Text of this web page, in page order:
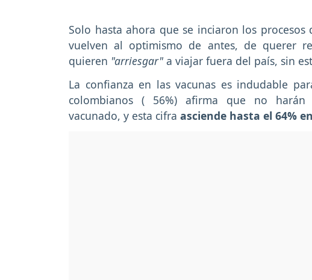
Solo hasta ahora que se inciaron los
vuelven al optimismo de antes, de querer
quieren "arriesgar" a viajar fuera del país, sin
La confianza en las vacunas es indudable
colombianos ( 56%) afirma que no harán
vacunado, y esta cifra asciende hasta el 64%